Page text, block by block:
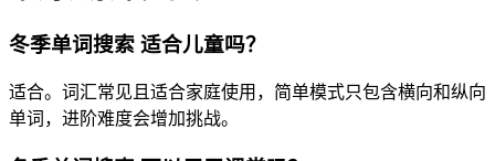
冬季单词搜索 适合儿童吗？
适合。词汇常见且适合家庭使用，简单模式只包含横向和纵向
单词，进阶难度会增加挑战。